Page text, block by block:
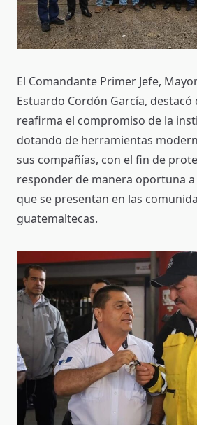
El Comandante Primer Jefe,
Estuardo Cordón García,
reafirma el compromiso de la
dotando de herramientas
sus compañías, con el fin de
responder de manera oportuna
que se presentan en las
guatemaltecas.